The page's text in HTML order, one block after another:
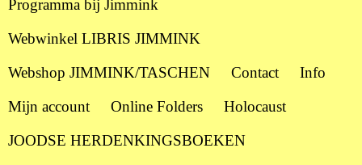
Programma bij Jimmink
Webwinkel LIBRIS JIMMINK
Webshop JIMMINK/TASCHEN
Contact
Info
Mijn account
Online Folders
Holocaust
JOODSE HERDENKINGSBOEKEN